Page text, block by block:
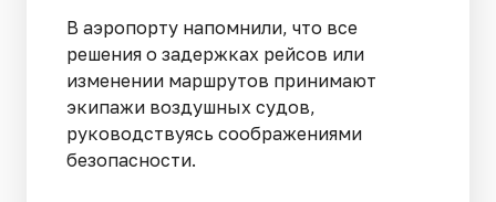
В аэропорту напомнили, что все
решения о задержках рейсов или
изменении маршрутов принимают
экипажи воздушных судов,
руководствуясь соображениями
безопасности.